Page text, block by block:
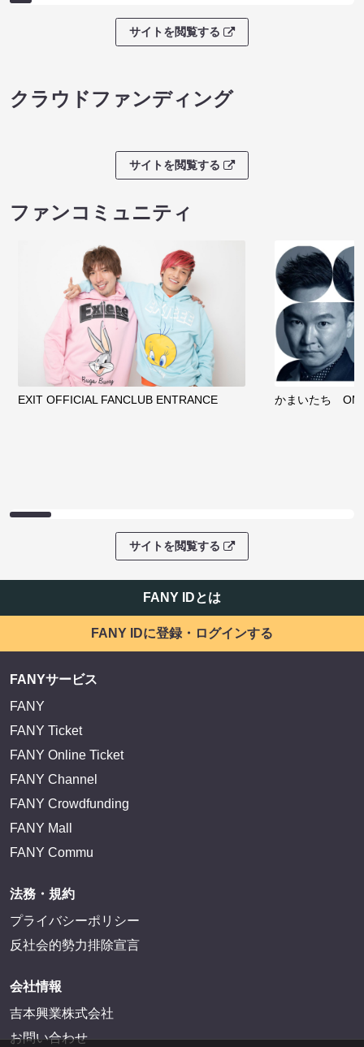
サイトを閲覧する
クラウドファンディング
サイトを閲覧する
ファンコミュニティ
EXIT OFFICIAL FANCLUB ENTRANCE かまいたち
サイトを閲覧する
FANY IDとは
FANY IDに登録・ログインする
FANYサービス
FANY
FANY Ticket
FANY Online Ticket
FANY Channel
FANY Crowdfunding
FANY Mall
FANY Commu
法務・規約
プライバシーポリシー
反社会的勢力排除宣言
会社情報
吉本興業株式会社
お問い合わせ